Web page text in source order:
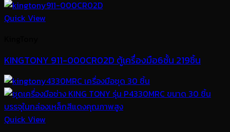
Quick View
KINGTONY 911-000CR02D ตู้เครื่องมือ6ชั้น 219ชิ้น
Quick View